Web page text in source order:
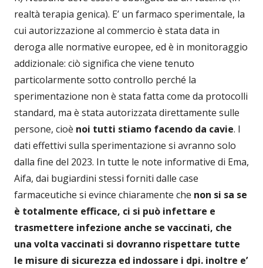
realtà terapia genica). E’ un farmaco sperimentale, la
cui autorizzazione al commercio è stata data in
deroga alle normative europee, ed è in monitoraggio
addizionale: ciò significa che viene tenuto
particolarmente sotto controllo perché la
sperimentazione non è stata fatta come da protocolli
standard, ma è stata autorizzata direttamente sulle
persone, cioè noi tutti stiamo facendo da cavie. I
dati effettivi sulla sperimentazione si avranno solo
dalla fine del 2023. In tutte le note informative di Ema,
Aifa, dai bugiardini stessi forniti dalle case
farmaceutiche si evince chiaramente che non si sa se
è totalmente efficace, ci si può infettare e
trasmettere infezione anche se vaccinati, che
una volta vaccinati si dovranno rispettare tutte
le misure di sicurezza ed indossare i dpi. inoltre e’